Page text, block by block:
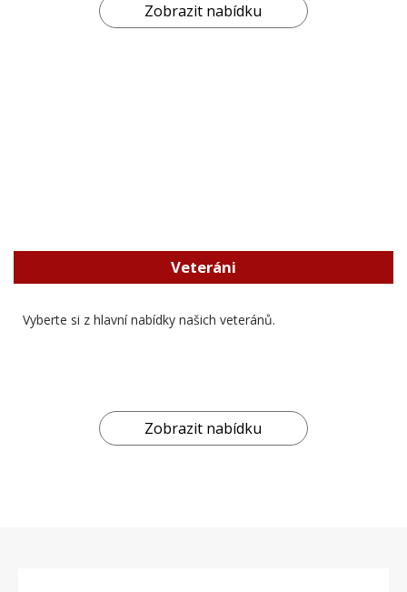
Zobrazit nabídku
Veteráni
Vyberte si z hlavní nabídky našich veteránů.
Zobrazit nabídku